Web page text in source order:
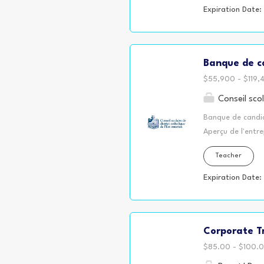
(garderies) sont
ou l'enseignant
différents
Expiration Date:
Banque de
$55,900 -
Conseil
Banque de
Aperçu de
écoles
plus grand
Glengarry,
Responsabilités
suppléance à
Qualifications
moyen,
Teacher
Expiration Date:
Corporate
$85.00 -